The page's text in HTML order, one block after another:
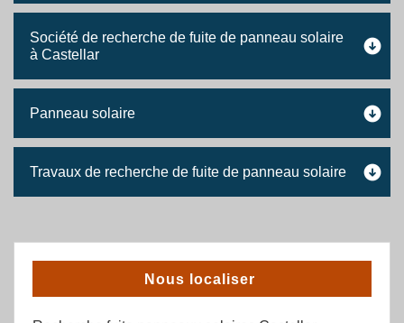
Société de recherche de fuite de panneau solaire
à Castellar
Panneau solaire
Travaux de recherche de fuite de panneau solaire
Nous localiser